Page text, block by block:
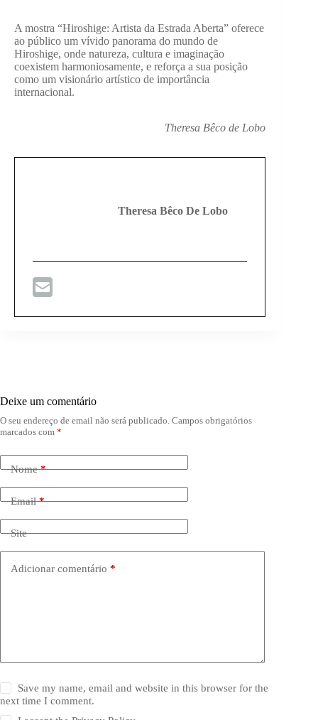
A mostra “Hiroshige: Artista da Estrada Aberta” oferece
ao público um vívido panorama do mundo de
Hiroshige, onde natureza, cultura e imaginação
coexistem harmoniosamente, e reforça a sua posição
como um visionário artístico de importância
internacional.
Theresa Bêco de Lobo
Theresa Bêco De Lobo
Deixe um comentário
O seu endereço de email não será publicado. Campos obrigatórios
marcados com *
Nome*
Email*
Site
Adicionar comentário *
Save my name, email and website in this browser for the
next time I comment.